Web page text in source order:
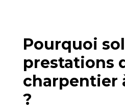
Pourquoi
prestations
charpentier
?